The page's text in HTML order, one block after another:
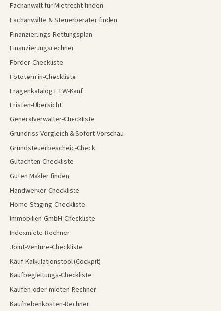
Fachanwalt für Mietrecht finden
Fachanwälte & Steuerberater finden
Finanzierungs-Rettungsplan
Finanzierungsrechner
Förder-Checkliste
Fototermin-Checkliste
Fragenkatalog ETW-Kauf
Fristen-Übersicht
Generalverwalter-Checkliste
Grundriss-Vergleich & Sofort-Vorschau
Grundsteuerbescheid-Check
Gutachten-Checkliste
Guten Makler finden
Handwerker-Checkliste
Home-Staging-Checkliste
Immobilien-GmbH-Checkliste
Indexmiete-Rechner
Joint-Venture-Checkliste
Kauf-Kalkulationstool (Cockpit)
Kaufbegleitungs-Checkliste
Kaufen-oder-mieten-Rechner
Kaufnebenkosten-Rechner